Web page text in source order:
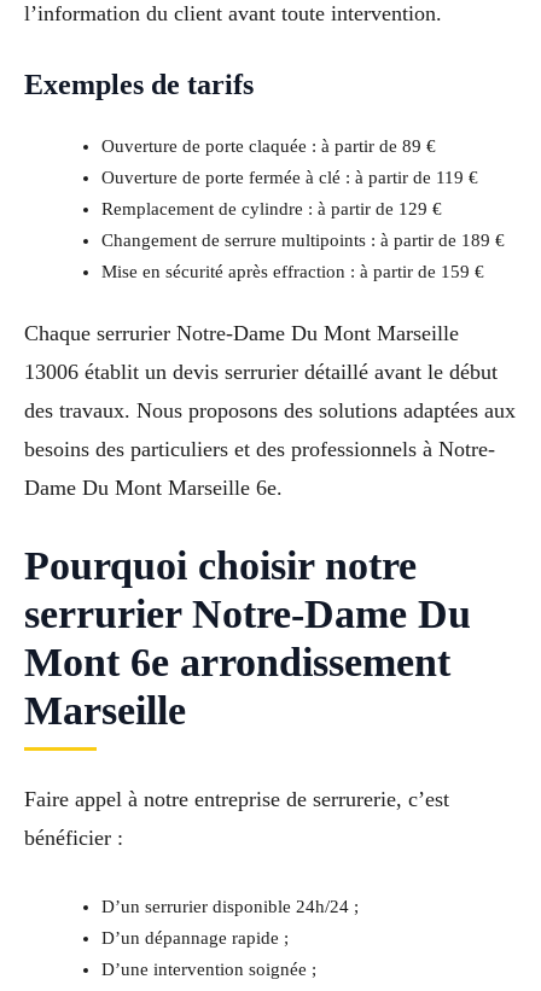
l’information du client avant toute intervention.
Exemples de tarifs
Ouverture de porte claquée : à partir de 89 €
Ouverture de porte fermée à clé : à partir de 119 €
Remplacement de cylindre : à partir de 129 €
Changement de serrure multipoints : à partir de 189 €
Mise en sécurité après effraction : à partir de 159 €
Chaque serrurier Notre-Dame Du Mont Marseille
13006 établit un devis serrurier détaillé avant le début
des travaux. Nous proposons des solutions adaptées aux
besoins des particuliers et des professionnels à Notre-
Dame Du Mont Marseille 6e.
Pourquoi choisir notre
serrurier Notre-Dame Du
Mont 6e arrondissement
Marseille
Faire appel à notre entreprise de serrurerie, c’est
bénéficier :
D’un serrurier disponible 24h/24 ;
D’un dépannage rapide ;
D’une intervention soignée ;